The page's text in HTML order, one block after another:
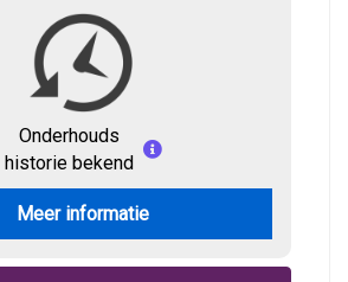
Onderhouds
historie bekend
Meer informatie